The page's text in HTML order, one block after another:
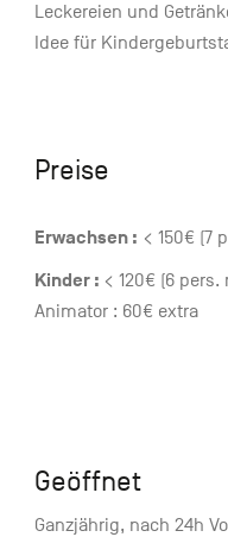
Leckereien und
Idee für
Preise
Erwachsen : < 150€ (7
Kinder : < 120€ (6
Animator : 60€ extra
Geöffnet
Ganzjährig, nach 24h